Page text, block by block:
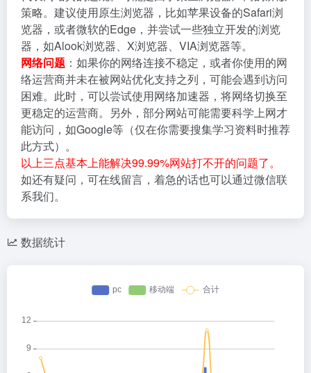
策略。建议使用原生浏览器，比如苹果设备的Safari浏
览器，或者微软的Edge，并尝试一些独立开发的浏览
器，如Alook浏览器、X浏览器、VIA浏览器等。
网络问题 ：如果你的网络连接不稳定，或者你使用的网
络运营商并未在被网站优化支持之列，可能会遇到访问
困难。此时，可以尝试使用网络加速器，将网络切换至
更稳定的运营商。另外，部分网站可能需要科学上网才
能访问，如Google等（仅在你需要搜集学习资料时推荐
此方式）。
以上三点基本上能解决99.99%网站打不开的问题了。
如还有疑问，可在线留言，着急的话也可以通过微信联
系我们。
数据统计